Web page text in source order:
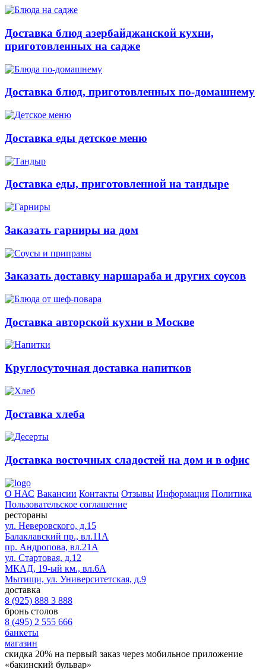
Доставка блюд азербайджанской кухни,
приготовленных на садже
Доставка блюд, приготовленных по-домашнему
Доставка еды детское меню
Доставка еды, приготовленной на тандыре
Заказать гарниры на дом
Заказать доставку наршараба и других соусов
Доставка авторской кухни в Москве
Круглосуточная доставка напитков
Доставка хлеба
Доставка восточных сладостей на дом и в офис
О НАС Вакансии Контакты Отзывы Информация Политика
Пользовательское соглашение
рестораны
ул. Неверовского, д.15
Балаклавский пр., вл.11А
пр. Андропова, вл.21А
ул. Стартовая, д.12
МКАД, 19-ый км., вл.6А
Мытищи, ул. Университетская, д.9
доставка
8 (925) 888 3 888
бронь столов
8 (495) 2 555 666
банкеты
магазин
скидка 20% на первый заказ через мобильное приложение
«бакинский бульвар»